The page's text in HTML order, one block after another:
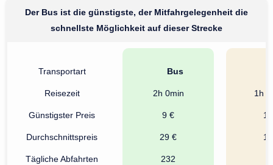
Der Bus ist die günstigste, der Mitfahrgelegenheit die
schnellste Möglichkeit auf dieser Strecke
Transportart
Reisezeit
Günstigster Preis
Durchschnittspreis
Tägliche Abfahrten
Bus
2h 0min
9 €
29 €
232
1h